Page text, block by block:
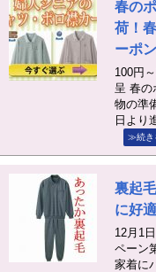
春の
荷！
ーポ
100円
呈 春の
物の準
日より
≫続き
裏起
に好
12月1
ペーン
家着に